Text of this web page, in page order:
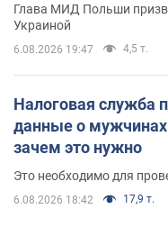
Глава МИД Польши
Украиной
6.08.2026 19:47 4,5 т.
Налоговая служба
данные о мужчинах
зачем это нужно
Это необходимо для
6.08.2026 18:42 17,9 т.